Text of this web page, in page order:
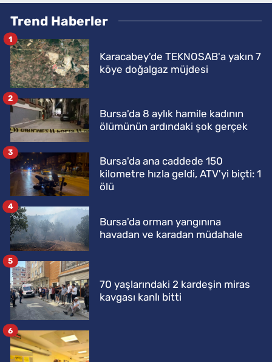
Trend Haberler
Karacabey'de TEKNOSAB'a yakın 7
köye doğalgaz müjdesi
1
Bursa'da 8 aylık hamile kadının
ölümünün ardındaki şok gerçek
2
Bursa'da ana caddede 150
kilometre hızla geldi, ATV'yi biçti: 1
ölü
3
Bursa'da orman yangınına
havadan ve karadan müdahale
4
70 yaşlarındaki 2 kardeşin miras
kavgası kanlı bitti
5
6